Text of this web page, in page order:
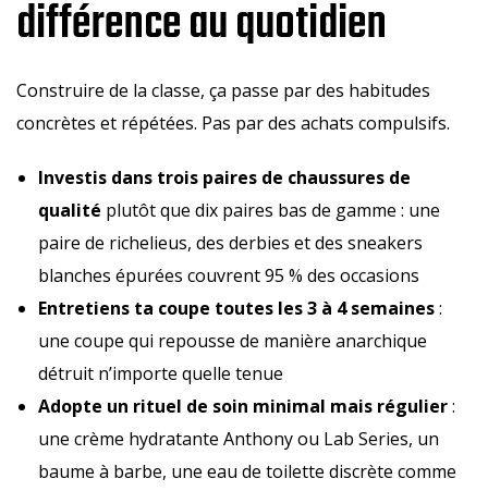
différence au quotidien
Construire de la classe, ça passe par des habitudes
concrètes et répétées. Pas par des achats compulsifs.
Investis dans trois paires de chaussures de
qualité plutôt que dix paires bas de gamme : une
paire de richelieus, des derbies et des sneakers
blanches épurées couvrent 95 % des occasions
Entretiens ta coupe toutes les 3 à 4 semaines:
une coupe qui repousse de manière anarchique
détruit n’importe quelle tenue
Adopte un rituel de soin minimal mais régulier:
une crème hydratante Anthony ou Lab Series, un
baume à barbe, une eau de toilette discrète comme